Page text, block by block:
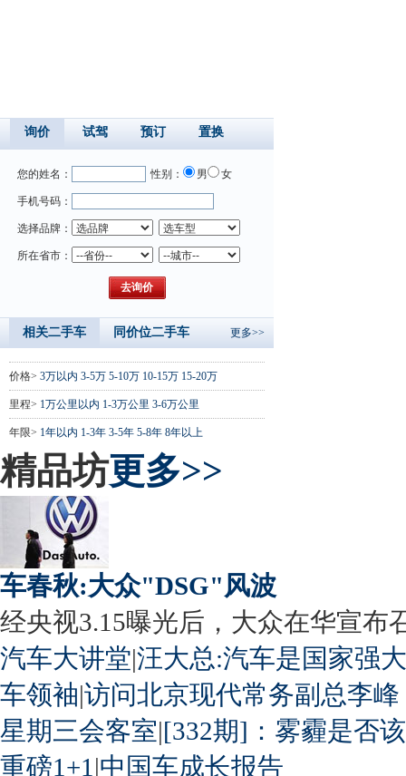
询价 试驾 预订 置换
您的姓名： 性别： 男 女
手机号码：
选择品牌：
所在省市：
相关二手车 同价位二手车 更多>>
价格> 3万以内 3-5万 5-10万 10-15万 15-20万
里程> 1万公里以内 1-3万公里 3-6万公里
年限> 1年以内 1-3年 3-5年 5-8年 8年以上
精品坊更多>>
车春秋:大众"DSG"风波
经央视3.15曝光后，大众在华宣布
汽车大讲堂|汪大总:汽车是国家强
车领袖|访问北京现代常务副总李峰
星期三会客室|[332期]：雾霾是否
重磅1+1 |中国车成长报告